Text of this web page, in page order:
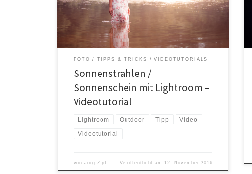
mir die Location in einer alten Sandgrube im
Nachbarort eine Woche vorher angesehen und es gab
einen […]
FOTO TIPPS & TRICKS VIDEOTUTORIALS
Sonnenstrahlen /
Sonnenschein mit Lightroom –
Videotutorial
Lightroom Outdoor Tipp Video
Videotutorial
vonJörg Zipf Veröffentlicht am 12. November 2016